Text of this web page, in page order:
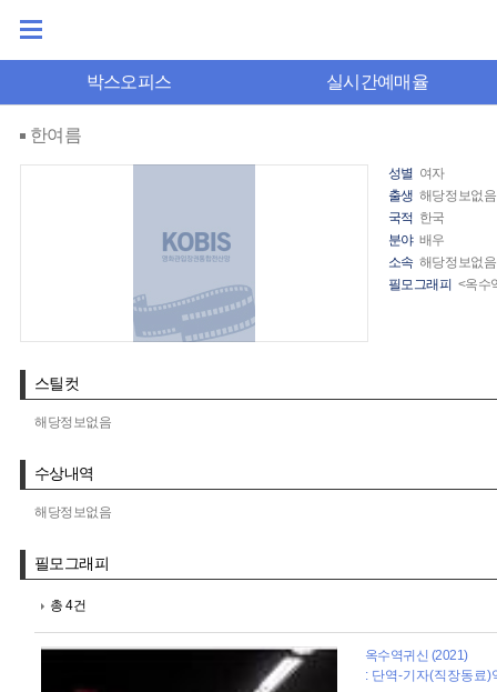
박스오피스 실시간예매율
한여름
성별 여자
출생 해당정보없음
국적 한국
분야 배우
소속 해당정보없음
필모그래피 <옥수
스틸컷
해당정보없음
수상내역
해당정보없음
필모그래피
총 4건
옥수역귀신 (2021)
: 단역-기자(직장동료)